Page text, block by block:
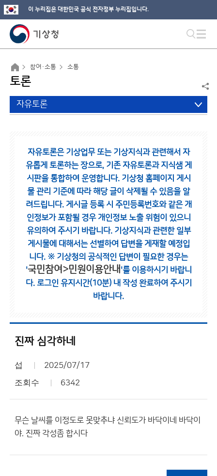
이 누리집은 대한민국 공식 전자정부 누리집입니다.
참여·소통 소통
토론
자유토론
자유토론은 기상업무 또는 기상지식과 관련해서 자
유롭게 토론하는 장으로, 기존 자유토론과 지식샘 게
시판을 통합하여 운영합니다. 기상청 홈페이지 게시
물 관리 기준에 따라 해당 글이 삭제될 수 있음을 알
려드립니다. 게시글 등록 시 주민등록번호와 같은 개
인정보가 포함될 경우 개인정보 노출 위험이 있으니
유의하여 주시기 바랍니다. 기상지식과 관련한 일부
게시물에 대해서는 선별하여 답변을 게재할 예정입
니다. ※ 기상청의 공식적인 답변이 필요한 경우는
'국민참여>민원이용안내 '를 이용하시기 바랍니
다. 로그인 유지시간(10분) 내 작성 완료하여 주시기
바랍니다.
진짜 심각하네
섭 2025/07/17
조회수 6342
무슨 날씨를 이정도로 못맞추냐 신뢰도가 바닥이네 바닥이
야. 진짜 각성좀 합시다